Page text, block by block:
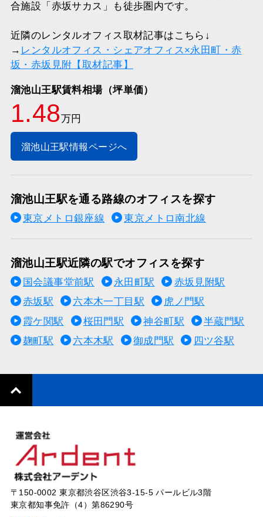
合施設「赤坂サカス」も徒歩圏内です。
近隣のレンタルオフィス取材記事はこちら↓
→ レンタルオフィス・シェアオフィス×永田町・赤
坂・赤坂見附【取材記事】
溜池山王駅賃料相場（坪単価）
1.48万円
溜池山王駅情報ページへ
溜池山王駅を通る路線のオフィスを探す
東京メトロ銀座線 東京メトロ南北線
溜池山王駅近隣の駅でオフィスを探す
国会議事堂前駅 永田町駅
赤坂見附駅
赤坂駅
六本木一丁目駅
虎ノ門駅
霞ケ関駅
桜田門駅 神谷町駅
半蔵門駅
麹町駅
六本木駅 御成門駅 四ツ谷駅
〒150-0002 東京都渋谷区渋谷3-15-5 パールビル3階
東京都知事免許（4）第86290号